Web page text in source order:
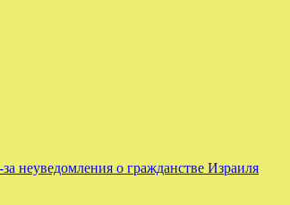
неуведомления о гражданстве Израиля